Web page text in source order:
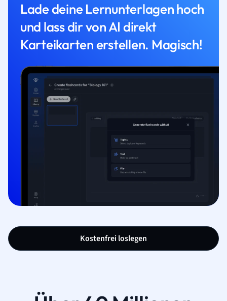
Lade deine Lernunterlagen hoch
und lass dir von AI direkt
Karteikarten erstellen. Magisch!
Kostenfrei loslegen